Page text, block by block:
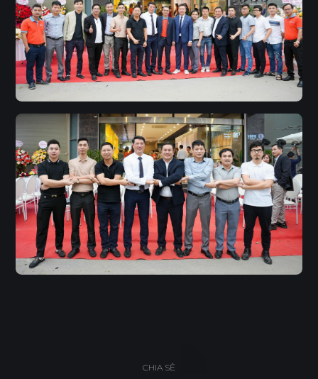
CHIA SẺ